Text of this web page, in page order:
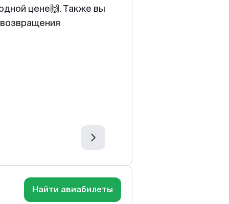
цене🙌. Также вы
Найти авиабилеты